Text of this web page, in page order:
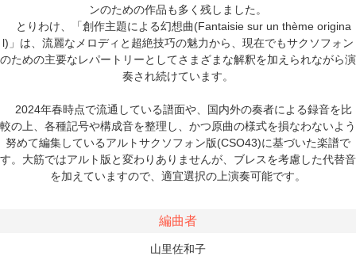
ンのための作品も多く残しました。
とりわけ、「創作主題による幻想曲(Fantaisie sur un thème origina
l)」は、流麗なメロディと超絶技巧の魅力から、現在でもサクソフォン
のための主要なレパートリーとしてさまざまな解釈を加えられながら演
奏され続けています。
2024年春時点で流通している譜面や、国内外の奏者による録音を比
較の上、各種記号や構成音を整理し、かつ原曲の様式を損なわないよう
努めて編集しているアルトサクソフォン版(CSO43)に基づいた楽譜で
す。大筋ではアルト版と変わりありませんが、ブレスを考慮した代替音
を加えていますので、適宜選択の上演奏可能です。
編曲者
山里佐和子